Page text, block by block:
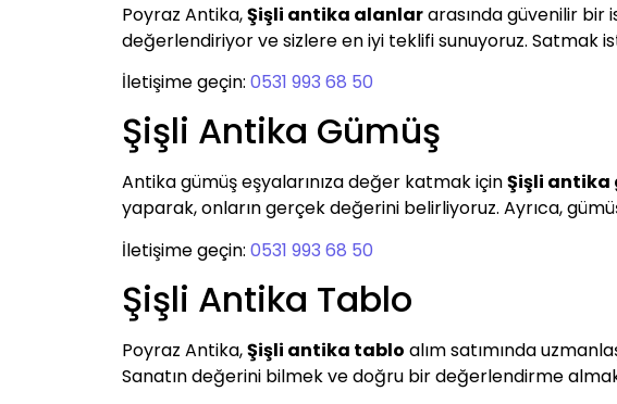
Poyraz Antika,Şişli antika alanlararasında güvenilir bir
değerlendiriyor ve sizlere en iyi teklifi sunuyoruz. Satmak
İletişime geçin: 0531 993 68 50
Şişli Antika Gümüş
Antika gümüş eşyalarınıza değer katmak içinŞişli antika
yaparak, onların gerçek değerini belirliyoruz. Ayrıca,
İletişime geçin: 0531 993 68 50
Şişli Antika Tablo
Poyraz Antika,Şişli antika tablo alım satımında
Sanatın değerini bilmek ve doğru bir değerlendirme